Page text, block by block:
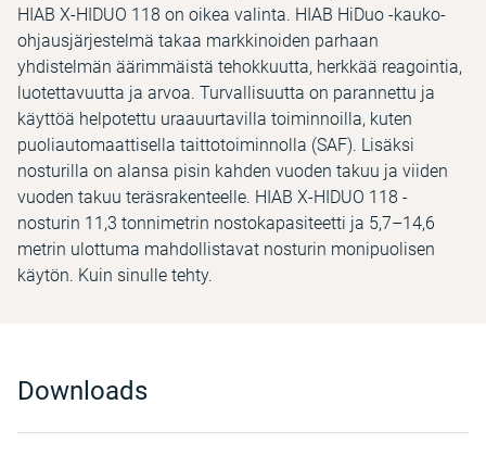
HIAB X-HIDUO 118 on oikea valinta. HIAB HiDuo -kauko-
ohjausjärjestelmä takaa markkinoiden parhaan
yhdistelmän äärimmäistä tehokkuutta, herkkää reagointia,
luotettavuutta ja arvoa. Turvallisuutta on parannettu ja
käyttöä helpotettu uraauurtavilla toiminnoilla, kuten
puoliautomaattisella taittotoiminnolla (SAF). Lisäksi
nosturilla on alansa pisin kahden vuoden takuu ja viiden
vuoden takuu teräsrakenteelle. HIAB X-HIDUO 118 -
nosturin 11,3 tonnimetrin nostokapasiteetti ja 5,7–14,6
metrin ulottuma mahdollistavat nosturin monipuolisen
käytön. Kuin sinulle tehty.
Downloads